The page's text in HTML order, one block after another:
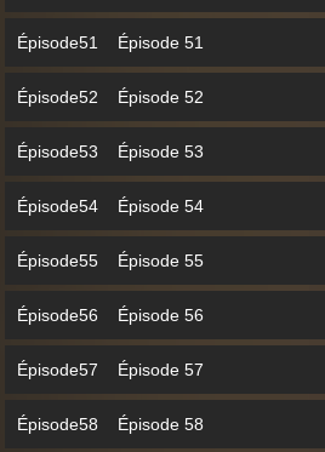
Épisode51 Épisode 51
Épisode52 Épisode 52
Épisode53 Épisode 53
Épisode54 Épisode 54
Épisode55 Épisode 55
Épisode56 Épisode 56
Épisode57 Épisode 57
Épisode58 Épisode 58